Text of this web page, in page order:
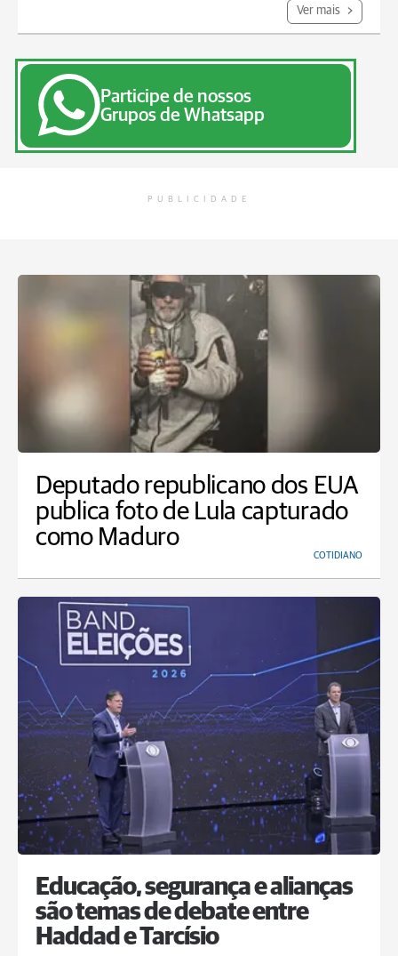
Ver mais
Participe de nossos
Grupos de Whatsapp
PUBLICIDADE
Deputado republicano dos EUA
publica foto de Lula capturado
como Maduro
COTIDIANO
Educação, segurança e alianças
são temas de debate entre
Haddad e Tarcísio